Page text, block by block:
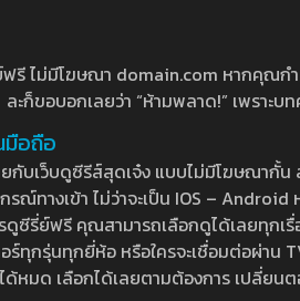
รี ไม่มีโฆษณา domain.com หากคุณก
ละก็ขอบอกเลยว่า “ห้ามพลาด!” เพราะ
อถือ
ยกับเว็บดูซีรีส์สุดเจ๋ง แบบไม่มีโฆษณากั้
รณ์ทางเข้า ไม่ว่าจะเป็น IOS –
ดูซีรี่ย์ฟรี คุณสามารถเลือกดูได้เลยทุกเ
ร์ทุกรุ่นทุกยี่ห้อ หรือใครจะเชื่อมต่อผ่าน
ด้หมด เลือกได้เลยตามต้องการ เปลี่ยน